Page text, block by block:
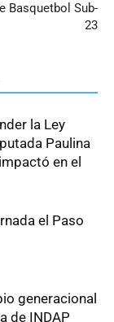
Basquetbol Sub-
23
la Ley
Paulina
en el
el Paso
generacional
de INDAP